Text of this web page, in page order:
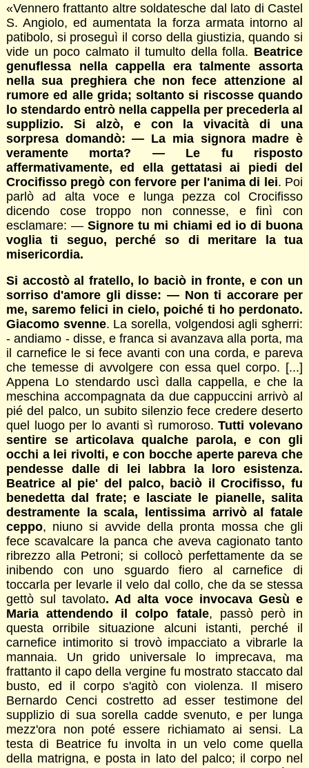
«Vennero frattanto altre soldatesche dal lato di Castel
S. Angiolo, ed aumentata la forza armata intorno al
patibolo, si proseguì il corso della giustizia, quando si
vide un poco calmato il tumulto della folla. Beatrice
genuflessa nella cappella era talmente assorta
nella sua preghiera che non fece attenzione al
rumore ed alle grida; soltanto si riscosse quando
lo stendardo entrò nella cappella per precederla al
supplizio. Si alzò, e con la vivacità di una
sorpresa domandò: — La mia signora madre è
veramente morta? — Le fu risposto
affermativamente, ed ella gettatasi ai piedi del
Crocifisso pregò con fervore per l'anima di lei. Poi
parlò ad alta voce e lunga pezza col Crocifisso
dicendo cose troppo non connesse, e finì con
esclamare: —Signore tu mi chiami ed io di buona
voglia ti seguo, perché so di meritare la tua
misericordia.
Si accostò al fratello, lo baciò in fronte, e con un
sorriso d'amore gli disse: — Non ti accorare per
me, saremo felici in cielo, poiché ti ho perdonato.
Giacomo svenne. La sorella, volgendosi agli sgherri:
- andiamo - disse, e franca si avanzava alla porta, ma
il carnefice le si fece avanti con una corda, e pareva
che temesse di avvolgere con essa quel corpo. [...]
Appena Lo stendardo uscì dalla cappella, e che la
meschina accompagnata da due cappuccini arrivò al
pié del palco, un subito silenzio fece credere deserto
quel luogo per lo avanti sì rumoroso.Tutti volevano
sentire se articolava qualche parola, e con gli
occhi a lei rivolti, e con bocche aperte pareva che
pendesse dalle di lei labbra la loro esistenza.
Beatrice al pie' del palco, baciò il Crocifisso, fu
benedetta dal frate; e lasciate le pianelle, salita
destramente la scala, lentissima arrivò al fatale
ceppo, niuno si avvide della pronta mossa che gli
fece scavalcare la panca che aveva cagionato tanto
ribrezzo alla Petroni; si collocò perfettamente da se
inibendo con uno sguardo fiero al carnefice di
toccarla per levarle il velo dal collo, che da se stessa
gettò sul tavolato. Ad alta voce invocava Gesù e
Maria attendendo il colpo fatale, passò però in
questa orribile situazione alcuni istanti, perché il
carnefice intimorito si trovò impacciato a vibrarle la
mannaia. Un grido universale lo imprecava, ma
frattanto il capo della vergine fu mostrato staccato dal
busto, ed il corpo s'agitò con violenza. Il misero
Bernardo Cenci costretto ad esser testimone del
supplizio di sua sorella cadde svenuto, e per lunga
mezz'ora non poté essere richiamato ai sensi. La
testa di Beatrice fu involta in un velo come quella
della matrigna, e posta in lato del palco; il corpo nel